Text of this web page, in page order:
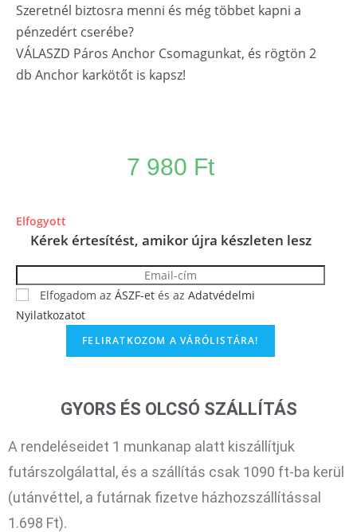
Szeretnél biztosra menni és még többet kapni a
pénzedért cserébe?
VÁLASZD Páros Anchor Csomagunkat, és rögtön 2
db Anchor karkötőt is kapsz!
7 980 Ft
Elfogyott
Kérek értesítést, amikor újra készleten lesz
Elfogadom az ÁSZF-et és az Adatvédelmi
Nyilatkozatot
GYORS ÉS OLCSÓ SZÁLLÍTÁS
A rendeléseidet 1 munkanap alatt kiszállítjuk
futárszolgálattal, és a szállítás csak 1090 ft-ba kerül
(utánvéttel, a futárnak fizetve házhozszállítással
1.698 Ft).